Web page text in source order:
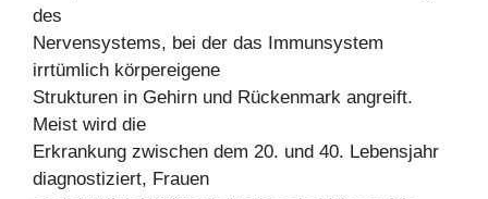
des
Nervensystems, bei der das Immunsystem
irrtümlich körpereigene
Strukturen in Gehirn und Rückenmark angreift.
Meist wird die
Erkrankung zwischen dem 20. und 40. Lebensjahr
diagnostiziert, Frauen